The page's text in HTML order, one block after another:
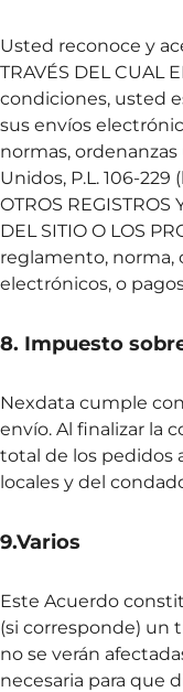
Usted reconoce y
TRAVÉS DEL CUAL
condiciones, usted
sus envíos
normas,
Unidos, P.L. 106-229
OTROS REGISTROS
DEL SITIO O LOS
reglamento, norma,
electrónicos, o
8. Impuesto
Nexdata cumple
envío. Al finalizar la
total de los pedidos
locales y del
9.Varios
Este Acuerdo
(si corresponde) un
no se verán
necesaria para que